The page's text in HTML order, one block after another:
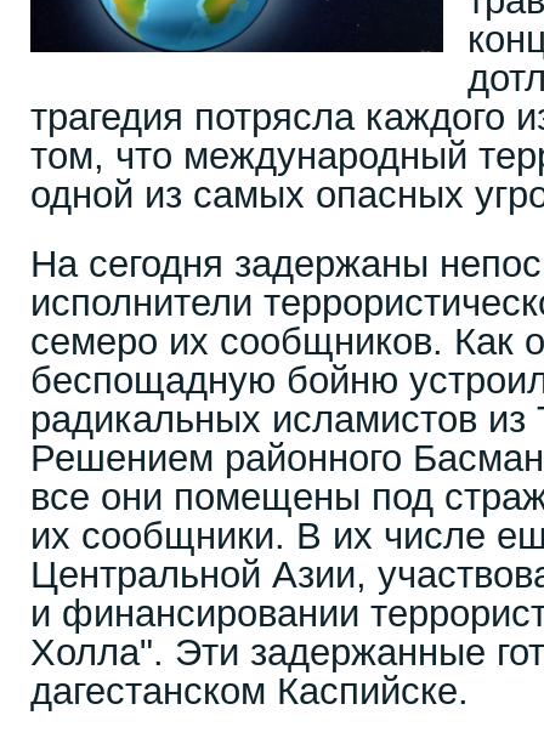
трагедия потрясла каждого
том, что международный
одной из самых опасных
На сегодня задержаны
исполнители
семеро их сообщников. Как
беспощадную бойню
радикальных исламистов из
Решением районного
все они помещены под
их сообщники. В их числе
Центральной Азии,
и финансировании
Холла". Эти задержанные
дагестанском Каспийске.